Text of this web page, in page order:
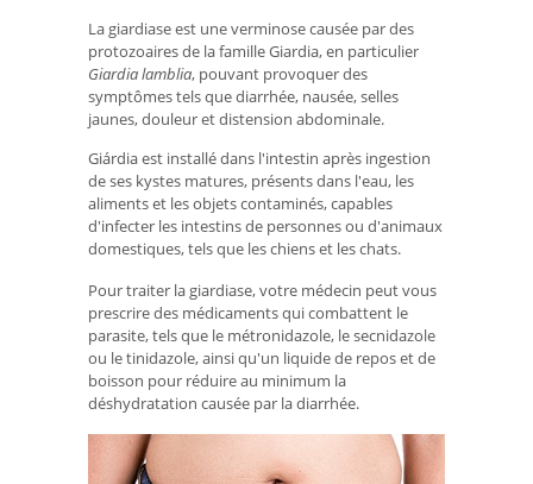
La giardiase est une verminose causée par des
protozoaires de la famille Giardia, en particulier
Giardia lamblia, pouvant provoquer des
symptômes tels que diarrhée, nausée, selles
jaunes, douleur et distension abdominale.
Giárdia est installé dans l'intestin après ingestion
de ses kystes matures, présents dans l'eau, les
aliments et les objets contaminés, capables
d'infecter les intestins de personnes ou d'animaux
domestiques, tels que les chiens et les chats.
Pour traiter la giardiase, votre médecin peut vous
prescrire des médicaments qui combattent le
parasite, tels que le métronidazole, le secnidazole
ou le tinidazole, ainsi qu'un liquide de repos et de
boisson pour réduire au minimum la
déshydratation causée par la diarrhée.